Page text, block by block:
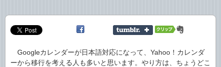
Googleカレンダーが日本語対応になって、Yahoo！カレンダ
ーから移行を考える人も多いと思います。やり方は、ちょうどこ